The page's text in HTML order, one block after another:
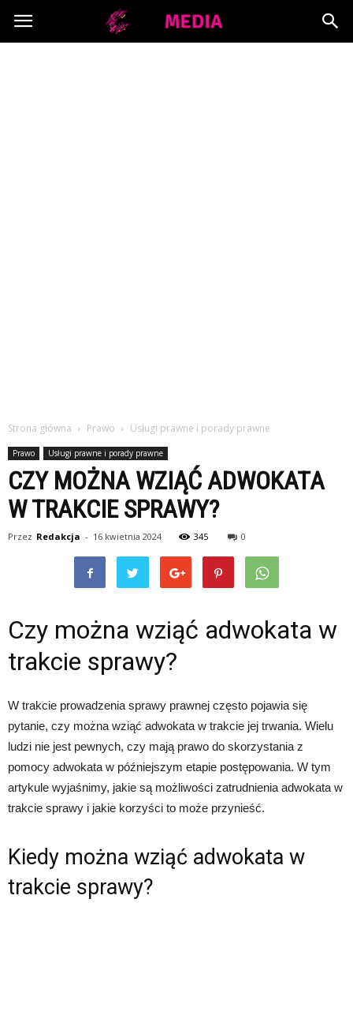
Copymedia.pl
Strona główna Prawo Usługi prawne i porady prawne
Prawo Usługi prawne i porady prawne
CZY MOŻNA WZIĄĆ ADWOKATA
W TRAKCIE SPRAWY?
Przez Redakcja - 16 kwietnia 2024 345 0
Czy można wziąć adwokata w
trakcie sprawy?
W trakcie prowadzenia sprawy prawnej często pojawia się
pytanie, czy można wziąć adwokata w trakcie jej trwania. Wielu
ludzi nie jest pewnych, czy mają prawo do skorzystania z
pomocy adwokata w późniejszym etapie postępowania. W tym
artykule wyjaśnimy, jakie są możliwości zatrudnienia adwokata w
trakcie sprawy i jakie korzyści to może przynieść.
Kiedy można wziąć adwokata w
trakcie sprawy?